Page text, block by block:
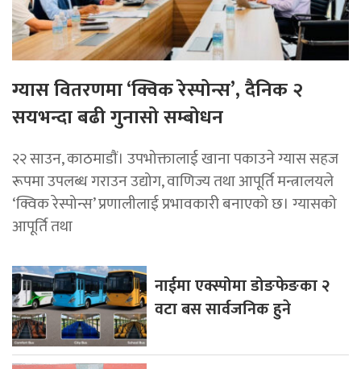
ग्यास वितरणमा ‘क्विक रेस्पोन्स’, दैनिक २
सयभन्दा बढी गुनासो सम्बोधन
२२ साउन, काठमाडाैं। उपभोक्तालाई खाना पकाउने ग्यास सहज
रूपमा उपलब्ध गराउन उद्योग, वाणिज्य तथा आपूर्ति मन्त्रालयले
‘क्विक रेस्पोन्स’ प्रणालीलाई प्रभावकारी बनाएको छ। ग्यासको
आपूर्ति तथा
नाईमा एक्स्पोमा डोङफेङका २
वटा बस सार्वजनिक हुने